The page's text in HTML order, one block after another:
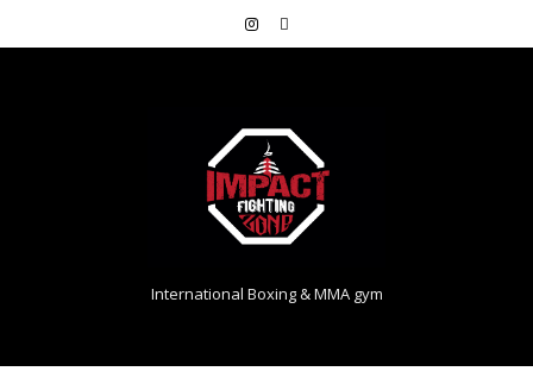
International Boxing & MMA gym